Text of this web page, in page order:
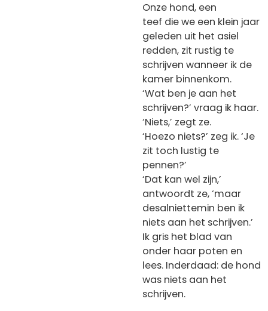
Onze hond, een
teef die we een klein jaar
geleden uit het asiel
redden, zit rustig te
schrijven wanneer ik de
kamer binnenkom.
‘Wat ben je aan het
schrijven?’ vraag ik haar.
‘Niets,’ zegt ze.
‘Hoezo niets?’ zeg ik. ‘Je
zit toch lustig te
pennen?’
‘Dat kan wel zijn,’
antwoordt ze, ‘maar
desalniettemin ben ik
niets aan het schrijven.’
Ik gris het blad van
onder haar poten en
lees. Inderdaad: de hond
was niets aan het
schrijven.